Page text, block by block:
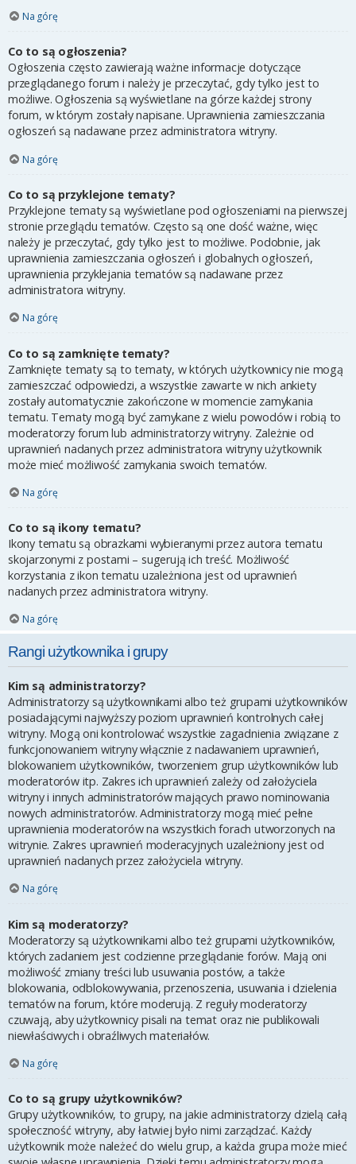
Na górę
Co to są ogłoszenia?
Ogłoszenia często zawierają ważne informacje dotyczące
przeglądanego forum i należy je przeczytać, gdy tylko jest to
możliwe. Ogłoszenia są wyświetlane na górze każdej strony
forum, w którym zostały napisane. Uprawnienia zamieszczania
ogłoszeń są nadawane przez administratora witryny.
Na górę
Co to są przyklejone tematy?
Przyklejone tematy są wyświetlane pod ogłoszeniami na pierwszej
stronie przeglądu tematów. Często są one dość ważne, więc
należy je przeczytać, gdy tylko jest to możliwe. Podobnie, jak
uprawnienia zamieszczania ogłoszeń i globalnych ogłoszeń,
uprawnienia przyklejania tematów są nadawane przez
administratora witryny.
Na górę
Co to są zamknięte tematy?
Zamknięte tematy są to tematy, w których użytkownicy nie mogą
zamieszczać odpowiedzi, a wszystkie zawarte w nich ankiety
zostały automatycznie zakończone w momencie zamykania
tematu. Tematy mogą być zamykane z wielu powodów i robią to
moderatorzy forum lub administratorzy witryny. Zależnie od
uprawnień nadanych przez administratora witryny użytkownik
może mieć możliwość zamykania swoich tematów.
Na górę
Co to są ikony tematu?
Ikony tematu są obrazkami wybieranymi przez autora tematu
skojarzonymi z postami – sugerują ich treść. Możliwość
korzystania z ikon tematu uzależniona jest od uprawnień
nadanych przez administratora witryny.
Na górę
Rangi użytkownika i grupy
Kim są administratorzy?
Administratorzy są użytkownikami albo też grupami użytkowników
posiadającymi najwyższy poziom uprawnień kontrolnych całej
witryny. Mogą oni kontrolować wszystkie zagadnienia związane z
funkcjonowaniem witryny włącznie z nadawaniem uprawnień,
blokowaniem użytkowników, tworzeniem grup użytkowników lub
moderatorów itp. Zakres ich uprawnień zależy od założyciela
witryny i innych administratorów mających prawo nominowania
nowych administratorów. Administratorzy mogą mieć pełne
uprawnienia moderatorów na wszystkich forach utworzonych na
witrynie. Zakres uprawnień moderacyjnych uzależniony jest od
uprawnień nadanych przez założyciela witryny.
Na górę
Kim są moderatorzy?
Moderatorzy są użytkownikami albo też grupami użytkowników,
których zadaniem jest codzienne przeglądanie forów. Mają oni
możliwość zmiany treści lub usuwania postów, a także
blokowania, odblokowywania, przenoszenia, usuwania i dzielenia
tematów na forum, które moderują. Z reguły moderatorzy
czuwają, aby użytkownicy pisali na temat oraz nie publikowali
niewłaściwych i obraźliwych materiałów.
Na górę
Co to są grupy użytkowników?
Grupy użytkowników, to grupy, na jakie administratorzy dzielą całą
społeczność witryny, aby łatwiej było nimi zarządzać. Każdy
użytkownik może należeć do wielu grup, a każda grupa może mieć